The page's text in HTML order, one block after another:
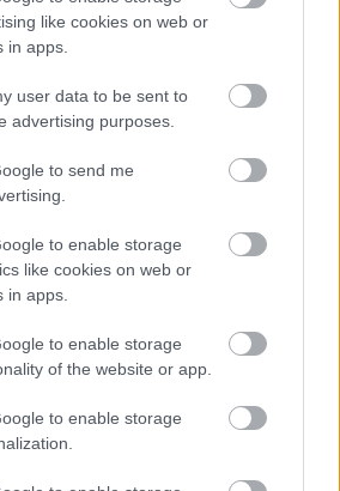
like cookies on web or
in apps.
user data to be sent to
advertising purposes.
to send me
to enable storage
like cookies on web or
in apps.
to enable storage
of the website or app.
to enable storage